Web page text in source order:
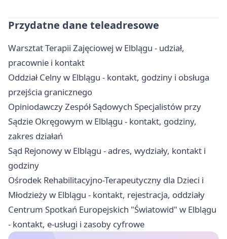
Przydatne dane teleadresowe
Warsztat Terapii Zajęciowej w Elblągu - udział,
pracownie i kontakt
Oddział Celny w Elblągu - kontakt, godziny i obsługa
przejścia granicznego
Opiniodawczy Zespół Sądowych Specjalistów przy
Sądzie Okręgowym w Elblągu - kontakt, godziny,
zakres działań
Sąd Rejonowy w Elblągu - adres, wydziały, kontakt i
godziny
Ośrodek Rehabilitacyjno-Terapeutyczny dla Dzieci i
Młodzieży w Elblągu - kontakt, rejestracja, oddziały
Centrum Spotkań Europejskich "Światowid" w Elblągu
- kontakt, e-usługi i zasoby cyfrowe